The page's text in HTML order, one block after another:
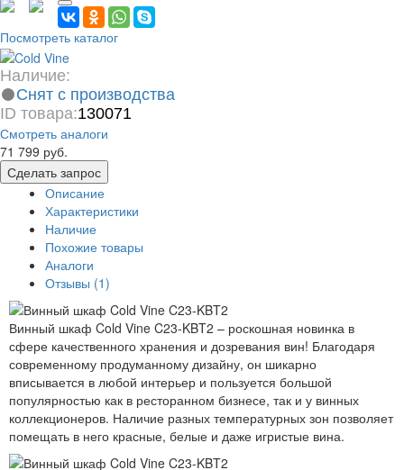
Посмотреть каталог
Наличие:
Снят с производства
ID товара:130071
Смотреть аналоги
71 799 руб.
Сделать запрос
Описание
Характеристики
Наличие
Похожие товары
Аналоги
Отзывы (1)
Винный шкаф Cold Vine C23-KBT2 – роскошная новинка в
сфере качественного хранения и дозревания вин! Благодаря
современному продуманному дизайну, он шикарно
вписывается в любой интерьер и пользуется большой
популярностью как в ресторанном бизнесе, так и у винных
коллекционеров. Наличие разных температурных зон позволяет
помещать в него красные, белые и даже игристые вина.